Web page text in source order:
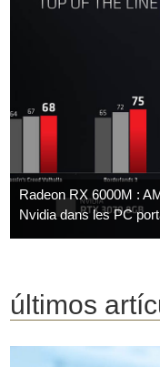
Radeon RX 6000M :
Nvidia dans les PC
últimos